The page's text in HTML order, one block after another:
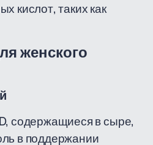
кислот, таких как
женского
содержащиеся в сыре,
в поддержании